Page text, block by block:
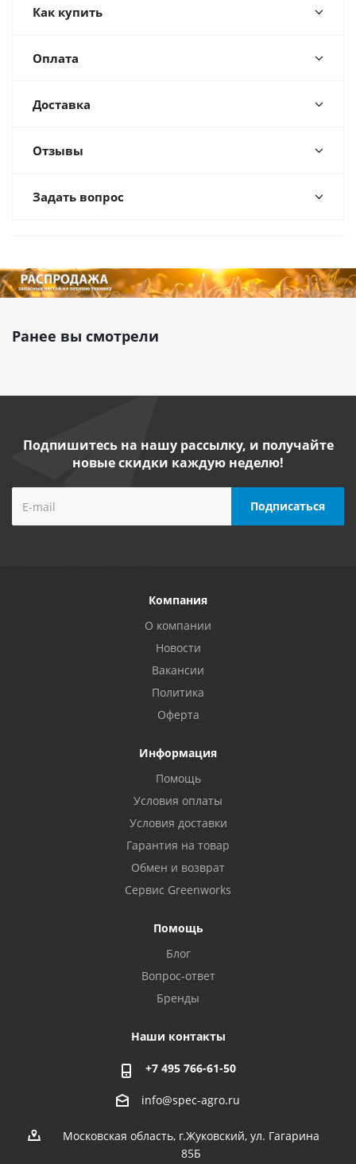
Как купить
Оплата
Доставка
Отзывы
Задать вопрос
Ранее вы смотрели
Подпишитесь на нашу рассылку, и получайте
новые скидки каждую неделю!
Компания
О компании
Новости
Вакансии
Политика
Оферта
Информация
Помощь
Условия оплаты
Условия доставки
Гарантия на товар
Обмен и возврат
Сервис Greenworks
Помощь
Блог
Вопрос-ответ
Бренды
Наши контакты
+7 495 766-61-50
info@spec-agro.ru
Московская область, г.Жуковский, ул. Гагарина
85Б